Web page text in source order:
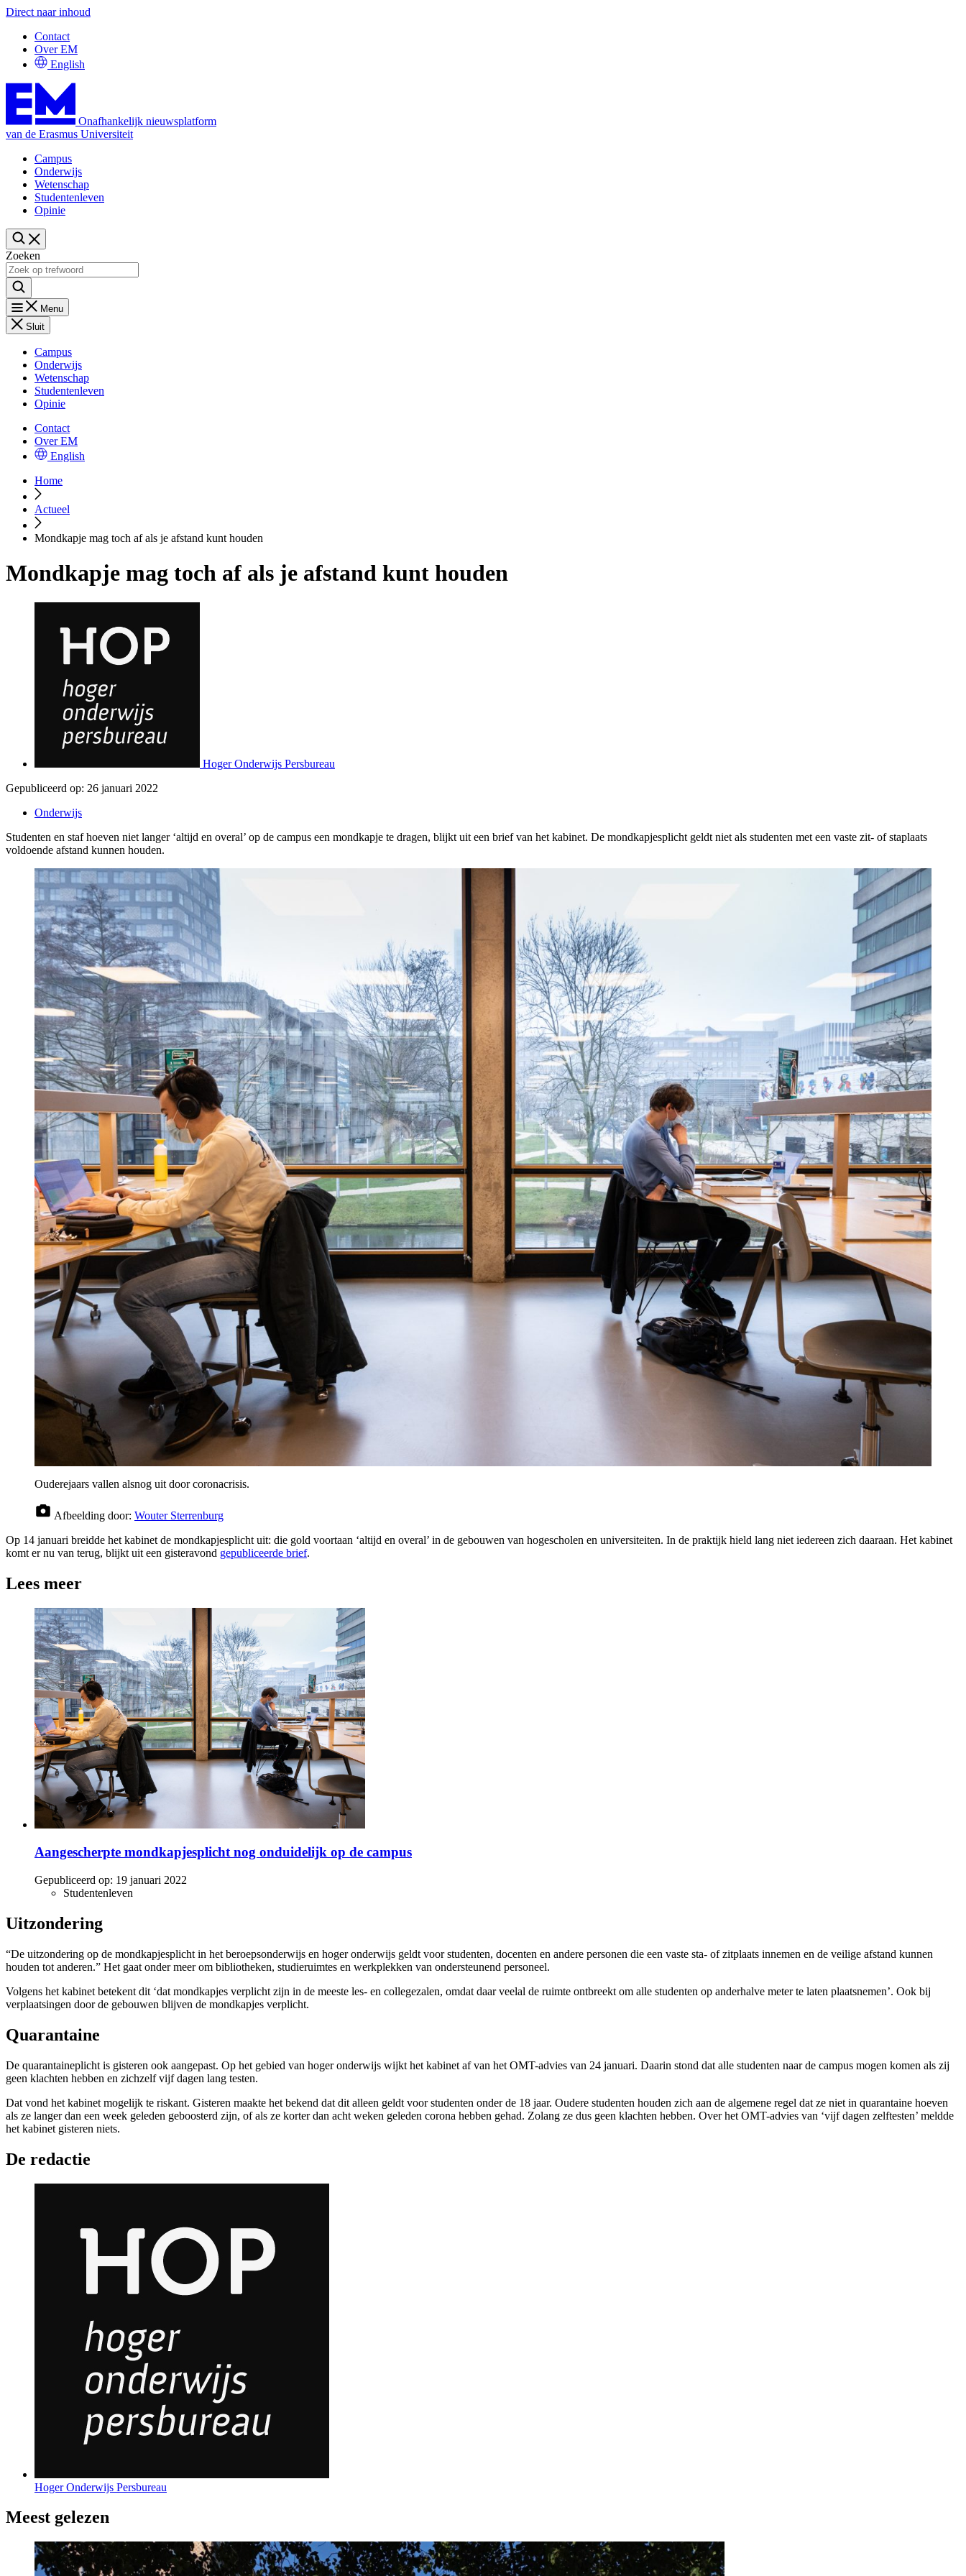
Direct naar inhoud
Contact
Over EM
English
Onafhankelijk nieuwsplatform
van de Erasmus Universiteit
Campus
Onderwijs
Wetenschap
Studentenleven
Opinie
Zoeken
Menu
Sluit
Campus
Onderwijs
Wetenschap
Studentenleven
Opinie
Contact
Over EM
English
Home
Actueel
Mondkapje mag toch af als je afstand kunt houden
Mondkapje mag toch af als je afstand kunt houden
Hoger Onderwijs Persbureau
Gepubliceerd op: 26 januari 2022
Onderwijs
Studenten en staf hoeven niet langer ‘altijd en overal’ op de campus een mondkapje te dragen, blijkt uit een brief van het kabinet. De mondkapjesplicht geldt niet als studenten met een vaste zit- of staplaats
voldoende afstand kunnen houden.
Ouderejaars vallen alsnog uit door coronacrisis.
Afbeelding door: Wouter Sterrenburg
Op 14 januari breidde het kabinet de mondkapjesplicht uit: die gold voortaan ‘altijd en overal’ in de gebouwen van hogescholen en universiteiten. In de praktijk hield lang niet iedereen zich daaraan. Het kabinet
komt er nu van terug, blijkt uit een gisteravond gepubliceerde brief.
Lees meer
Aangescherpte mondkapjesplicht nog onduidelijk op de campus
Gepubliceerd op: 19 januari 2022
Studentenleven
Uitzondering
“De uitzondering op de mondkapjesplicht in het beroepsonderwijs en hoger onderwijs geldt voor studenten, docenten en andere personen die een vaste sta- of zitplaats innemen en de veilige afstand kunnen
houden tot anderen.” Het gaat onder meer om bibliotheken, studieruimtes en werkplekken van ondersteunend personeel.
Volgens het kabinet betekent dit ‘dat mondkapjes verplicht zijn in de meeste les- en collegezalen, omdat daar veelal de ruimte ontbreekt om alle studenten op anderhalve meter te laten plaatsnemen’. Ook bij
verplaatsingen door de gebouwen blijven de mondkapjes verplicht.
Quarantaine
De quarantaineplicht is gisteren ook aangepast. Op het gebied van hoger onderwijs wijkt het kabinet af van het OMT-advies van 24 januari. Daarin stond dat alle studenten naar de campus mogen komen als zij
geen klachten hebben en zichzelf vijf dagen lang testen.
Dat vond het kabinet mogelijk te riskant. Gisteren maakte het bekend dat dit alleen geldt voor studenten onder de 18 jaar. Oudere studenten houden zich aan de algemene regel dat ze niet in quarantaine hoeven
als ze langer dan een week geleden geboosterd zijn, of als ze korter dan acht weken geleden corona hebben gehad. Zolang ze dus geen klachten hebben. Over het OMT-advies van ‘vijf dagen zelftesten’ meldde
het kabinet gisteren niets.
De redactie
Hoger Onderwijs Persbureau
Meest gelezen